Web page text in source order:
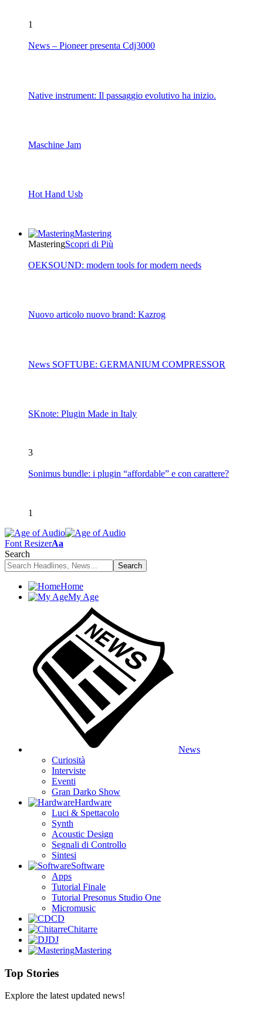
1
News – Pioneer presenta Cdj3000
Native instrument: Il passaggio evolutivo ha inizio.
Maschine Jam
Hot Hand Usb
Mastering
MasteringScopri di Più
OEKSOUND: modern tools for modern needs
Nuovo articolo nuovo brand: Kazrog
News SOFTUBE: GERMANIUM COMPRESSOR
SKnote: Plugin Made in Italy
3
Sonimus bundle: i plugin “affordable” e con carattere?
1
Font ResizerAa
Search
Home
My Age
News
Curiosità
Interviste
Eventi
Gran Darko Show
Hardware
Luci & Spettacolo
Synth
Acoustic Design
Segnali di Controllo
Sintesi
Software
Apps
Tutorial Finale
Tutorial Presonus Studio One
Micromusic
CD
Chitarre
DJ
Mastering
Top Stories
Explore the latest updated news!